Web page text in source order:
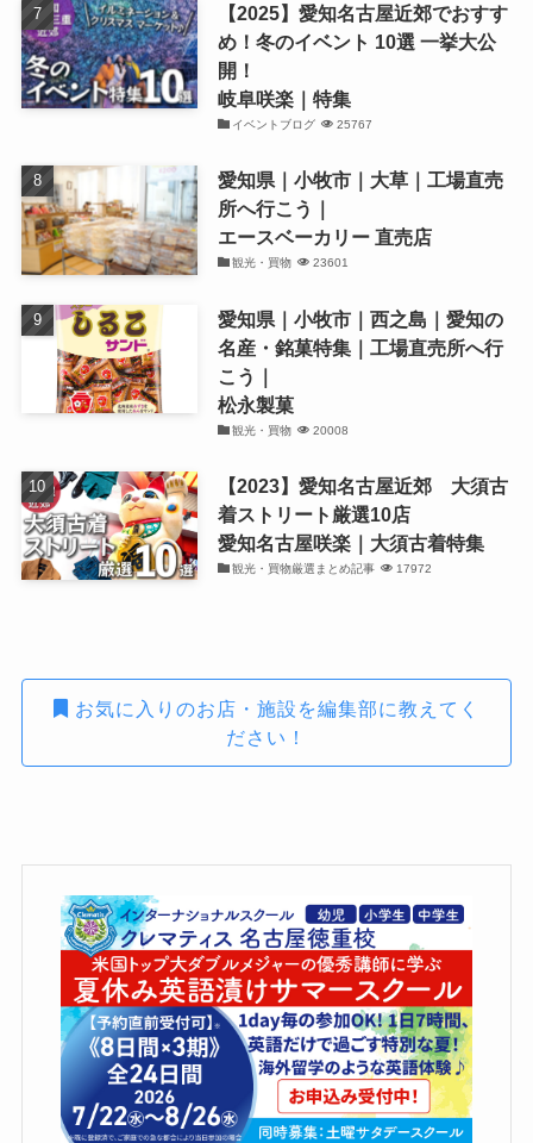
【2025】愛知名古屋近郊でおすす
め！冬のイベント 10選 一挙大公
開！
岐阜咲楽｜特集
イベントブログ 25767
愛知県｜小牧市｜大草｜工場直売
所へ行こう｜
エースベーカリー 直売店
観光・買物 23601
愛知県｜小牧市｜西之島｜愛知の
名産・銘菓特集｜工場直売所へ行
こう｜
松永製菓
観光・買物 20008
【2023】愛知名古屋近郊 大須古
着ストリート厳選10店
愛知名古屋咲楽｜大須古着特集
観光・買物厳選まとめ記事 17972
お気に入りのお店・施設を編集部に教えてく
ださい！